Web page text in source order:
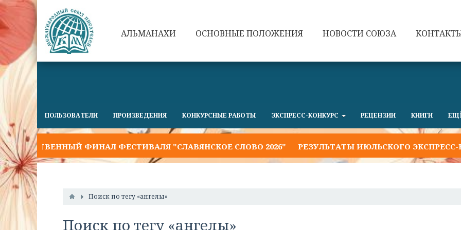
АЛЬМАНАХИ ОСНОВНЫЕ ПОЛОЖЕНИЯ НОВОСТИ СОЮЗА
ПОЛЬЗОВАТЕЛИ ПРОИЗВЕДЕНИЯ КОНКУРСНЫЕ РАБОТЫ ЭКСПРЕСС-КОНКУРС РЕЦЕНЗИИ КНИГИ
ФИНАЛ ФЕСТИВАЛЯ "СЛАВЯНСКОЕ СЛОВО 2026" РЕЗУЛЬТАТЫ ИЮЛЬСКОГО ЭКСПРЕСС-
Поиск по тегу «ангелы»
Поиск по тегу «ангелы»